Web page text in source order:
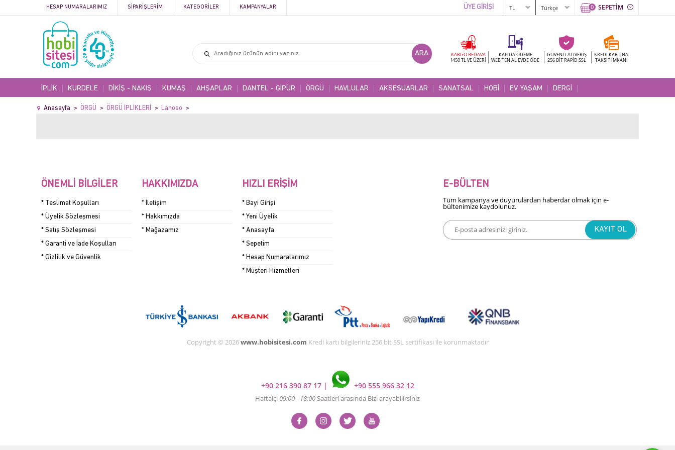
HESAP NUMARALARIMIZ SIPARIŞLERIM KATEGORILER KAMPANYALAR 0 SEPETİM
ÜYE GİRİŞİ
KARGO BEDAVA
1450 TL VE ÜZERİ
KAPIDA ÖDEME
WEB'TEN AL EVDE ÖDE
GÜVENLİ ALIVERİŞ
256 BİT RAPİD SSL
KREDİ KARTINA
TAKSİT İMKANI
İPLİK KURDELE DİKİŞ - NAKIŞ KUMAŞ AHŞAPLAR DANTEL - GİPÜR ÖRGÜ HAVLULAR AKSESUARLAR SANATSAL HOBİ EV YAŞAM DERGİ
Anasayfa ÖRGÜ ÖRGÜ İPLİKLERİ Lanoso
ÖNEMLI BILGILER
* Teslimat Koşulları
* Üyelik Sözleşmesi
* Satış Sözleşmesi
* Garanti ve İade Koşulları
* Gizlilik ve Güvenlik
HAKKIMIZDA
* İletişim
* Hakkımızda
* Mağazamız
HIZLI ERIŞIM
* Bayi Girişi
* Yeni Üyelik
* Anasayfa
* Sepetim
* Hesap Numaralarımız
* Müşteri Hizmetleri
E-BÜLTEN
Tüm kampanya ve duyurulardan haberdar olmak için e-
bültenimize kaydolunuz.
Copyright © 2026www.hobisitesi.com Kredi kartı bilgileriniz 256 bit SSL sertifikası ile korunmaktadır
+90 216 390 87 17 | +90 555 966 32 12
Haftaiçi 09:00 - 18:00Saatleri arasında Bizi arayabilirsiniz